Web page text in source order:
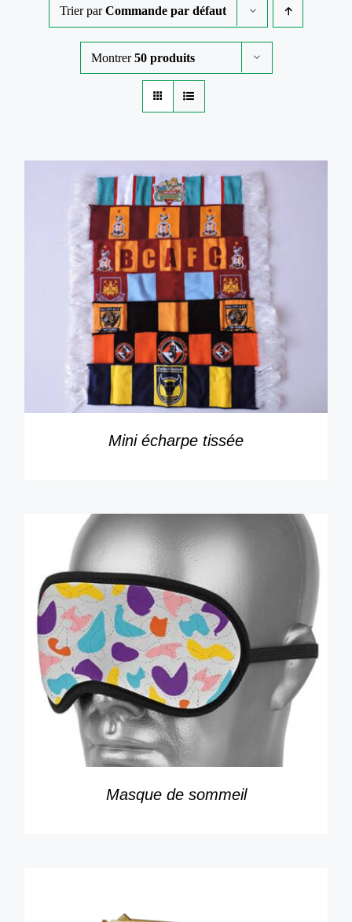
Contactez-nous
Mon compte
Catégories de produits
Trier parCommande par défaut
Montrer50 produits
DÉTAILS
Mini écharpe tissée
DÉTAILS
Masque de sommeil